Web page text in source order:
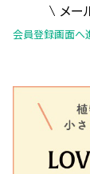
メー
会員登録画面へ